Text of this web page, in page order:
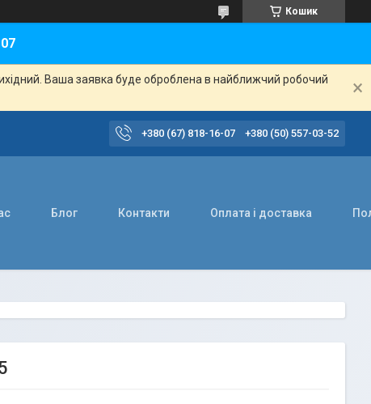
Кошик
Ваша заявка буде оброблена в найближчий робочий
+380 (67) 818-16-07 +380 (50) 557-03-52
Блог Контакти Оплата і доставка